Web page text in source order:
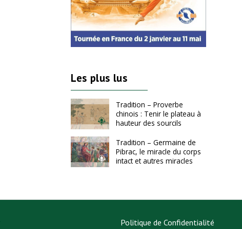
Les plus lus
Tradition – Proverbe
chinois : Tenir le plateau à
hauteur des sourcils
Tradition – Germaine de
Pibrac, le miracle du corps
intact et autres miracles
Politique de Confidentialité